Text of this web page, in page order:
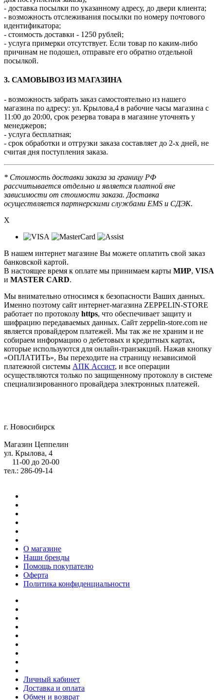
- доставка посылки по указанному адресу, до двери клиента;
- возможность отслеживания посылки по номеру почтового
идентификатора;
- стоимость доставки - 1250 рублей;
- услуга примерки отсутствует. Если товар по каким-либо
причинам не подошел, отправьте его обратно отдельной
посылкой.
3. САМОВЫВОЗ ИЗ МАГАЗИНА
- возможность забрать заказ самостоятельно из нашего
магазина по адресу: ул. Крылова,4 в рабочие часы магазина с
11:00 до 20:00, срок резерва товара в магазине уточнять у
менеджеров;
- услуга бесплатная;
- срок обработки и отгрузки заказа составляет до 2-х дней, не
считая дня поступления заказа.
* Стоимость доставки заказа за границу РФ
рассчитывается отдельно и является платной вне
зависимости от стоимости заказа. Доставка
осуществляется партнерскими службами EMS и СДЭК.
X
В нашем интернет магазине Вы можете оплатить свой заказ
банковской картой.
В настоящее время к оплате мы принимаем карты МИР, VISA
и MASTER CARD.
Мы внимательно относимся к безопасности Ваших данных.
Именно поэтому сайт интернет-магазина ZEPPELIN-STORE
работает по протоколу https, что обеспечивает защиту и
шифрацию передаваемых данных. Сайт zeppelin-store.com не
является провайдером платежей. Мы так же не храним и не
собираем информацию о дебетовых и кредитных картах,
которые используются для онлайн-транзакций. Нажав кнопку
«ОПЛАТИТЬ», Вы переходите на страницу независимой
платежной системы АПК Ассист, и все операции
осуществляются только по защищенному протоколу в системе
специализированного провайдера электронных платежей.
г. Новосибирск
Магазин Цеппелин
ул. Крылова, 4
11-00 до 20-00
тел.: 286-09-14
О магазине
Наши бренды
Помощь покупателю
Оферта
Политика конфиденциальности
Личный кабинет
Доставка и оплата
Обмен и возврат